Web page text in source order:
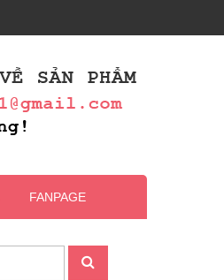
FANPAGE